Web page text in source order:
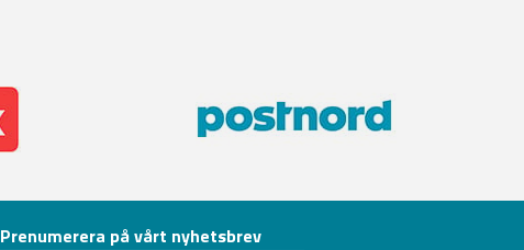
Prenumerera på vårt nyhetsbrev